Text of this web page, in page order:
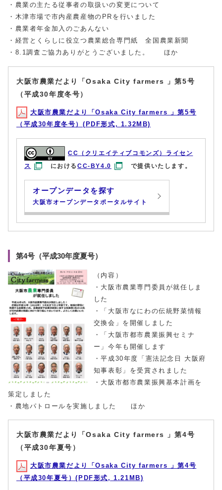
・農業の主たる従事者の取扱いの変更について
・木津市場で市内産農産物のPRを行いました
・農業者年金加入のごあんない
・経営とくらしに役立つ農業総合専門紙 全国農業新聞
・8.1調査ご協力ありがとうございました。 ほか
大阪市農業だより「Osaka City farmers 」第5号
（平成30年度冬号）
大阪市農業だより「Osaka City farmers 」第5号
（平成30年度冬号）(PDF形式, 1.32MB)
CC（クリエイティブコモンズ）ライセン
ス
におけるCC-BY4.0 で提供いたします。
オープンデータを探す
大阪市オープンデータポータルサイト
第4号（平成30年度夏号）
（内容）
・大阪市農業専門委員が就任しま
した
・「大阪市なにわの伝統野菜情報
交換会」を開催しました
・「大阪市都市農業振興セミナ
ー」今年も開催します
・平成30年度「憲法記念日 大阪府
知事表彰」を受賞されました
・大阪市都市農業振興基本計画を
策定しました
・農地パトロールを実施しました ほか
大阪市農業だより「Osaka City farmers 」第4号
（平成30年夏号）
大阪市農業だより「Osaka City farmers 」第4号
（平成30年夏号）(PDF形式, 1.21MB)